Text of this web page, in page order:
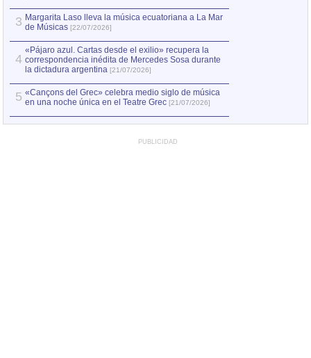
3 Margarita Laso lleva la música ecuatoriana a La Mar
de Músicas [22/07/2026]
4
«Pájaro azul. Cartas desde el exilio» recupera la
correspondencia inédita de Mercedes Sosa durante
la dictadura argentina [21/07/2026]
5 «Cançons del Grec» celebra medio siglo de música
en una noche única en el Teatre Grec [21/07/2026]
PUBLICIDAD